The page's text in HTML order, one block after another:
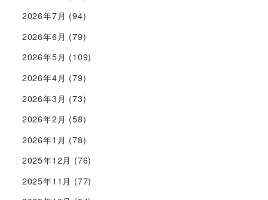
2026年7月 (94)
2026年6月 (79)
2026年5月 (109)
2026年4月 (79)
2026年3月 (73)
2026年2月 (58)
2026年1月 (78)
2025年12月 (76)
2025年11月 (77)